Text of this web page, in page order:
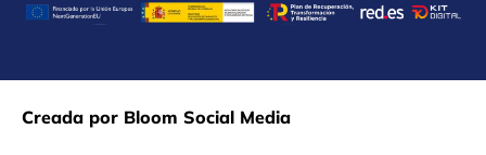
Creada por Bloom Social Media